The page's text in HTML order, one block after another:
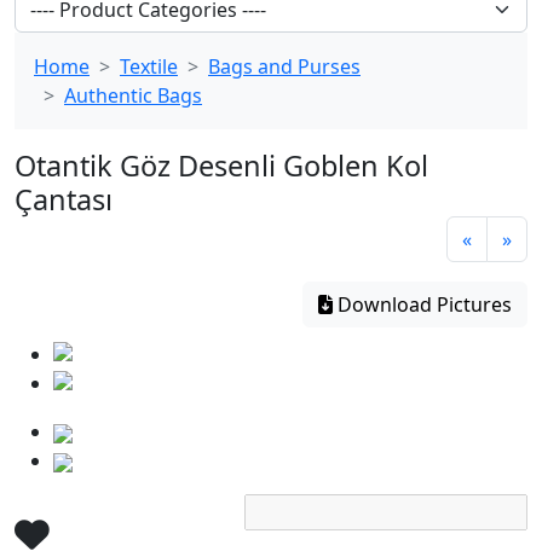
Home Textile
Bags and Purses
Authentic Bags
Otantik Göz Desenli Goblen Kol
Çantası
« »
Download Pictures